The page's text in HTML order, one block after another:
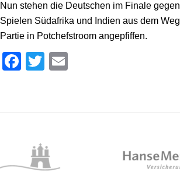
Nun stehen die Deutschen im Finale
Spielen Südafrika und Indien aus dem
Partie in Potchefstroom angepfiffen.
Facebook
Twitter